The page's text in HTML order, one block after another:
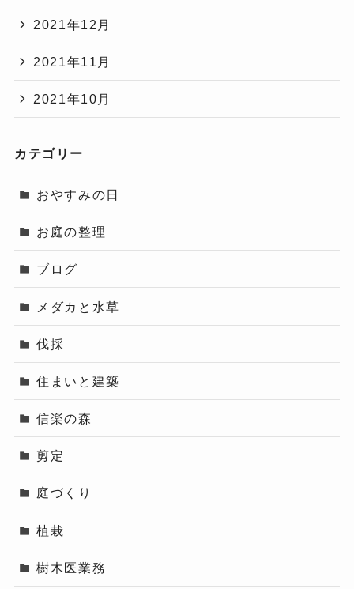
2021年12月
2021年11月
2021年10月
カテゴリー
おやすみの日
お庭の整理
ブログ
メダカと水草
伐採
住まいと建築
信楽の森
剪定
庭づくり
植栽
樹木医業務